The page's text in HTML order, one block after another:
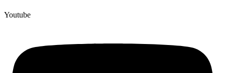
Youtube